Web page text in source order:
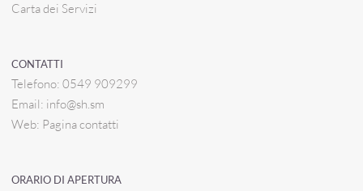
Carta dei Servizi
CONTATTI
Telefono: 0549 909299
Email: info@sh.sm
Web: Pagina contatti
ORARIO DI APERTURA